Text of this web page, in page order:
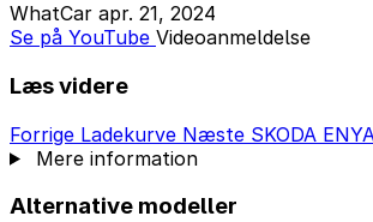
WhatCar apr. 21, 2024
Se på YouTube Videoanmeldelse
Læs videre
Forrige Ladekurve Næste SKODA
Mere information
Alternative modeller